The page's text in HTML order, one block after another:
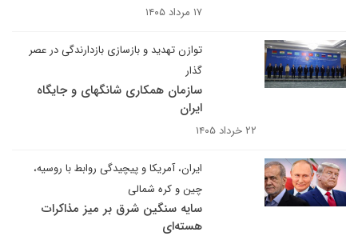
۱۷ مرداد ۱۴۰۵
توازن تهدید و بازسازی بازدارندگی در عصر
گذار
سازمان همکاری شانگهای و جایگاه
ایران
۲۲ خرداد ۱۴۰۵
ایران، آمریکا و پیچیدگی روابط با روسیه،
چین و کره شمالی
سایه سنگین شرق بر میز مذاکرات
هسته‌ای